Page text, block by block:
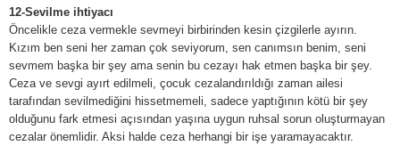
12-Sevilme ihtiyacı
Öncelikle ceza vermekle sevmeyi birbirinden kesin çizgilerle ayırın.
Kızım ben seni her zaman çok seviyorum, sen canımsın benim, seni
sevmem başka bir şey ama senin bu cezayı hak etmen başka bir şey.
Ceza ve sevgi ayırt edilmeli, çocuk cezalandırıldığı zaman ailesi
tarafından sevilmediğini hissetmemeli, sadece yaptığının kötü bir şey
olduğunu fark etmesi açısından yaşına uygun ruhsal sorun oluşturmayan
cezalar önemlidir. Aksi halde ceza herhangi bir işe yaramayacaktır.